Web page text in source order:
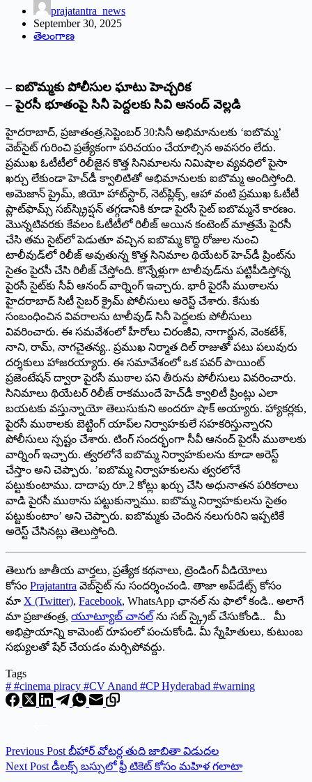
prajatantra_news
September 30, 2025
తెలంగాణ
– ఐబొమ్మకు పోలీసుల ఘాటు హెచ్చరిక
– పైరసీ భూతంపై సినీ పెద్దలకు సివి ఆనంద్‌ ‌వెల్లడి
హైదరాబాద్‌,‌ ప్రజాతంత్ర,సెప్టెంబర్‌ 30:‌సినీ అభిమానులకు ‘ఐబొమ్మ’
వెబ్‌సైట్‌ ‌గురించి ప్రత్యేకంగా పరిచయం చేయాల్సిన అవసరం లేదు.
ప్రముఖ ఓటీటీలో రిలీజైన కొత్త సినిమాలను నిమిషాల వ్యవధిలో పైసా
ఖర్చు లేకుండా హెచ్‌డీ క్వాలిటితో అభిమానులకు ఐబొమ్మ అందిస్తోంది.
అమెజాన్‌ ‌ప్రైమ్‌, ‌జియో హాట్‌స్టార్‌, ‌నెట్‌ప్లిక్స్, ఆహా వంటి ప్రముఖ ఓటీటీ
ప్లాట్‌ఫామ్స్ ‌సబ్‌‌స్క్రిప్షన్‌ ‌తగ్గడానికి కూడా పైరసీ సైట్‌ ఐబొమ్మనే కారణం.
మొన్నటివరకు కేవలం ఓటీటీలో రిలీజ్‌ అయిన కంటెంట్‌ ‌మాత్రమే పైరసీ
చేసి తమ సైట్‌లో పెడుతూ వచ్చిన ఐబొమ్మ కొద్ది రోజుల నుంచి
టాలీవుడ్‌లో రిలీజ్‌ అవుతున్న కొత్త సినిమాల థియేటర్‌ ‌హెచ్‌డీ ప్రింట్‌ను
సైతం పైరసీ చేసి రిలీజ్‌ ‌చేస్తోంది. కొన్నేళ్లుగా టాలీవుడ్‌ను పట్టిపీడిస్తోన్న
పైరసీ సైట్‌కు సీవీ ఆనంద్‌ ‌వార్నింగ్‌ ఇచ్చారు. భారీ పైరసీ ముఠాలను
హైదరాబాద్‌ ‌సిటీ సైబర్‌ ‌క్రైమ్‌ ‌పోలీసులు అరెస్ట్ ‌చేశారు. కేసుకు
సంబంధించిన వివరాలను టాలీవుడ్‌ ‌సినీ పెద్దలకు పోలీసులు
వివరించారు. ఈ సమవేశంలో హీరోలు చిరంజీవి, నాగార్జున, వెంకటేశ్‌,
‌నాని, రామ్‌, ‌నాగచైతన్య.. ప్రముఖ నిర్మాత దిల్‌ ‌రాజుతో పటు పలువురు
దర్శకులు హాజరయ్యారు. ఈ సమావేశంలో ఒక పవర్‌ ‌పాయింట్‌
‌ప్రజెంటేషన్‌ ‌ద్వారా పైరసీ ముఠాల పని తీరును పోలీసులు వివరించారు.
సినిమాలు థియేటర్‌ ‌రిలీజ్‌ ‌రాకముందే హెచ్‌డీ క్వాలిటీ ప్రింట్లు ఎలా
బయటకు వస్తున్నాయో తెలుసుకుని అందరూ షాక్‌ అయ్యారు. హ్యాకర్లకు,
పైరసీ ముఠాలకు బెట్టింగ్‌ ‌యాప్‌ల నిర్వాహకులే సహకరిస్తున్నారని
పోలీసులు స్పష్టం చేశారు. టింగ్‌ ‌సందర్భంగా సీవీ ఆనంద్‌ ‌పైరసీ ముఠాలకు
వార్నింగ్‌ ఇచ్చారు. త్వరలోనే ఐబొమ్మ నిర్వాహకులను కూడా అరెస్ట్
‌చేస్తాం అని చెప్పారు. ’ఐబొమ్మ నిర్వాహకులను త్వరలోనే
పట్టుకుంటాము. దాదాపు రూ.2 కోట్లు ఖర్చు చేసి అధునాతన పరికరాలు
వాడి పైరసీ ముఠాను పట్టుకున్నాము. ఐబొమ్మ నిర్వాహకులను సైతం
పట్టుకుంటాం’ అని చెప్పారు. ఐబొమ్మకు చెందిన నలుగురిని ఇప్పటికే
అరెస్ట్ ‌చేసినట్లు తెలుస్తోంది.
తెలుగు జాతీయ వార్తలు, ప్రత్యేక కథనాలు, ట్రెండింగ్ వీడియోలు
కోసం Prajatantra వెబ్‌సైట్ ను సందర్శించండి. తాజా అప్‌డేట్స్ కోసం
మా X (Twitter), Facebook, WhatsApp ఛానల్ ను ఫాలో కండి.. అలాగే
మా ప్రజాతంత్ర, యూట్యూబ్ చానల్ ను సబ్ స్క్రైబ్ చేసుకోండి.. మీ
అభిప్రాయాన్ని కామెంట్ రూపంలో పంచుకోండి. మీ స్నేహితులు, కుటుంబ
సభ్యులతో షేర్ చేయడం మర్చిపోవద్దు.
Tags
# #cinema piracy #CV Anand #CP Hyderabad #warning
Previous Post బీహార్‌ ‌వోటర్ల‌ తుది జాబితా విడుదల
Next Post డీలక్స్ ‌బస్సులో ఫ్రీ టికెట్‌ ‌కోసం మహిళ గలాటా